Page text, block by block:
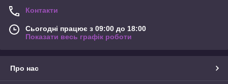
Контакти
Сьогодні працює з 09:00 до 18:00
Показати весь графік роботи
Про нас